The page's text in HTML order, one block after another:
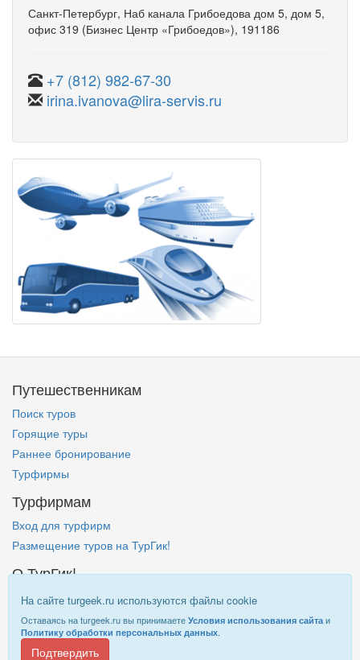
Санкт-Петербург, Наб канала Грибоедова дом 5, дом 5,
офис 319 (Бизнес Центр «Грибоедов»), 191186
+7 (812) 982-67-30
irina.ivanova@lira-servis.ru
На сайте turgeek.ru используются файлы cookie
Оставаясь на turgeek.ru вы принимаете Условия использования сайта и
Политику обработки персональных данных.
Подтвердить
Путешественникам
Поиск туров
Горящие туры
Раннее бронирование
Турфирмы
Турфирмам
Вход для турфирм
Размещение туров на ТурГик!
О ТурГик!
Кто такой ТурГик?
Правовая информация